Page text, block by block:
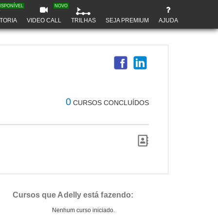
VIDEO CALL
NOVO
TRILHAS SEJA PREMIUM AJUDA
0 CURSOS CONCLUÍDOS
Cursos que Adelly está fazendo:
Nenhum curso iniciado.